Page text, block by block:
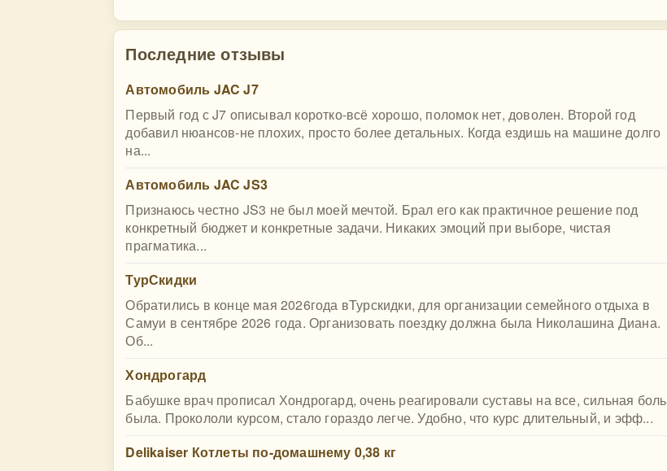
Последние отзывы
Автомобиль JAC J7
Первый год с J7 описывал коротко-всё хорошо, поломок нет, доволен. Второй год
добавил нюансов-не плохих, просто более детальных. Когда ездишь на машине долго
на...
Автомобиль JAC JS3
Признаюсь честно JS3 не был моей мечтой. Брал его как практичное решение под
конкретный бюджет и конкретные задачи. Никаких эмоций при выборе, чистая
прагматика...
ТурСкидки
Обратились в конце мая 2026года вТурскидки, для организации семейного отдыха в
Самуи в сентябре 2026 года. Организовать поездку должна была Николашина Диана.
Об...
Хондрогард
Бабушке врач прописал Хондрогард, очень реагировали суставы на все, сильная боль
была. Прокололи курсом, стало гораздо легче. Удобно, что курс длительный, и эфф...
Delikaiser Котлеты по-домашнему 0,38 кг